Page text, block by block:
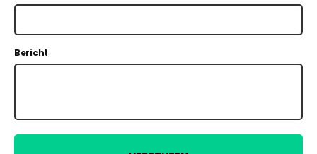
Bericht